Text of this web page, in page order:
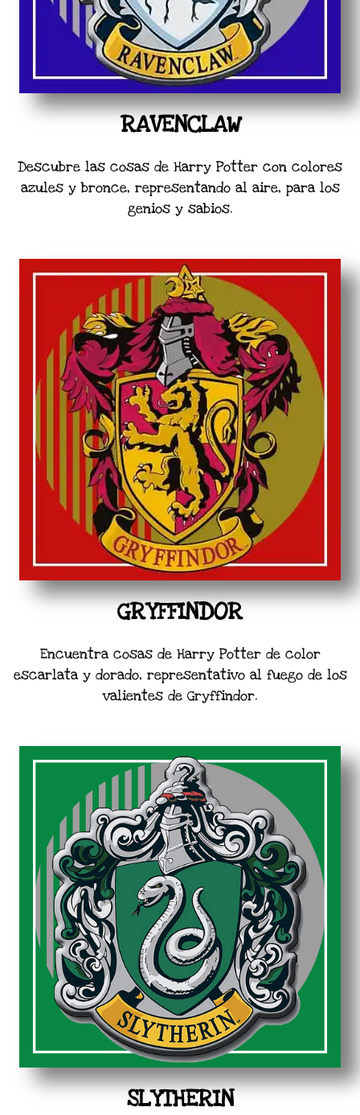
RAVENCLAW
Descubre las cosas de Harry Potter con colores
azules y bronce, representando al aire, para los
genios y sabios.
GRYFFINDOR
Encuentra cosas de Harry Potter de color
escarlata y dorado, representativo al fuego de los
valientes de Gryffindor.
SLYTHERIN